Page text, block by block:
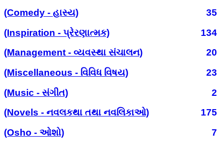
(Comedy - હાસ્ય)
35
(Inspiration - પ્રેરણાત્મક)
134
(Management - વ્યવસ્થા સંચાલન)
20
(Miscellaneous - વિવિધ વિષય)
23
(Music - સંગીત)
2
(Novels - નવલકથા તથા નવલિકાઓ)
175
(Osho - ઓશો)
7